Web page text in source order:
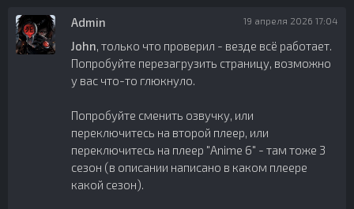
Admin 19 апреля 2026 17:04
John, только что проверил - везде всё работает.
Попробуйте перезагрузить страницу, возможно
у вас что-то глюкнуло.
Попробуйте сменить озвучку, или
переключитесь на второй плеер, или
переключитесь на плеер "Anime 6" - там тоже 3
сезон (в описании написано в каком плеере
какой сезон).